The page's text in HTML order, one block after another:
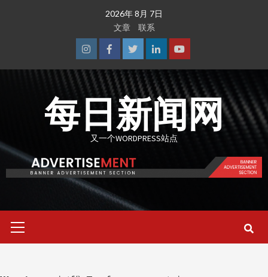
2026年 8月 7日
文章
联系
InstagramFacebook
TwitterLinkedinYoutube
每日新闻网
又一个WORDPRESS站点
Menu